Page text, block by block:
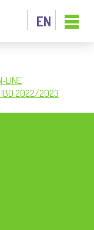
EN
LINE
IBD 2022/2023